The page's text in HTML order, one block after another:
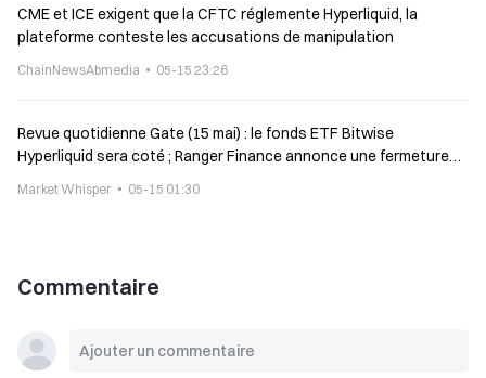
CME et ICE exigent que la CFTC réglemente Hyperliquid, la
plateforme conteste les accusations de manipulation
ChainNewsAbmedia 05-15 23:26
Revue quotidienne Gate (15 mai) : le fonds ETF Bitwise
Hyperliquid sera coté ; Ranger Finance annonce une fermeture
Market Whisper 05-15 01:30
Commentaire